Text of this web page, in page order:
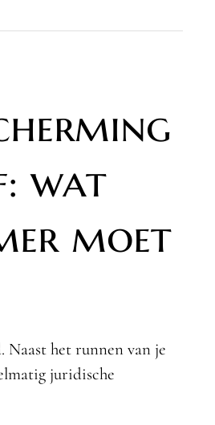
wat
moet
Naast het runnen van je
juridische